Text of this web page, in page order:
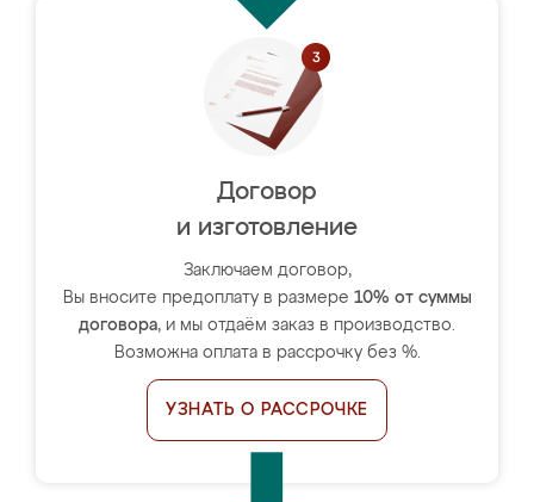
Договор
и изготовление
Заключаем договор,
Вы вносите предоплату в размере 10% от суммы
договора, и мы отдаём заказ в производство.
Возможна оплата в рассрочку без %.
УЗНАТЬ О РАССРОЧКЕ